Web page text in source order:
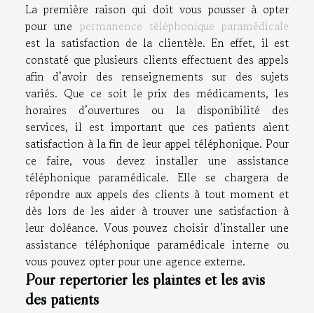
La première raison qui doit vous pousser à opter
pour une permanence téléphonique paramédicale
est la satisfaction de la clientèle. En effet, il est
constaté que plusieurs clients effectuent des appels
afin d’avoir des renseignements sur des sujets
variés. Que ce soit le prix des médicaments, les
horaires d’ouvertures ou la disponibilité des
services, il est important que ces patients aient
satisfaction à la fin de leur appel téléphonique. Pour
ce faire, vous devez installer une assistance
téléphonique paramédicale. Elle se chargera de
répondre aux appels des clients à tout moment et
dès lors de les aider à trouver une satisfaction à
leur doléance. Vous pouvez choisir d’installer une
assistance téléphonique paramédicale interne ou
vous pouvez opter pour une agence externe.
Pour répertorier les plaintes et les avis
des patients